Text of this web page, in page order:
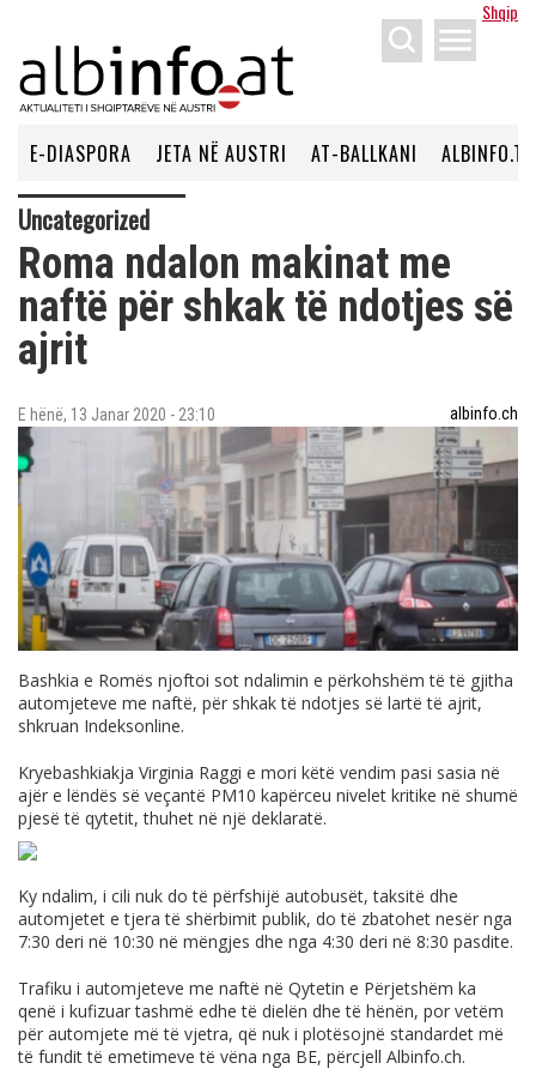
Shqip
menu
E-DIASPORA JETA NË AUSTRI AT-BALLKANI ALBINFO.TV
Uncategorized
Roma ndalon makinat me
naftë për shkak të ndotjes së
ajrit
E hënë, 13 Janar 2020 - 23:10 albinfo.ch
Bashkia e Romës njoftoi sot ndalimin e përkohshëm të të gjitha
automjeteve me naftë, për shkak të ndotjes së lartë të ajrit,
shkruan Indeksonline.
Kryebashkiakja Virginia Raggi e mori këtë vendim pasi sasia në
ajër e lëndës së veçantë PM10 kapërceu nivelet kritike në shumë
pjesë të qytetit, thuhet në një deklaratë.
Ky ndalim, i cili nuk do të përfshijë autobusët, taksitë dhe
automjetet e tjera të shërbimit publik, do të zbatohet nesër nga
7:30 deri në 10:30 në mëngjes dhe nga 4:30 deri në 8:30 pasdite.
Trafiku i automjeteve me naftë në Qytetin e Përjetshëm ka
qenë i kufizuar tashmë edhe të dielën dhe të hënën, por vetëm
për automjete më të vjetra, që nuk i plotësojnë standardet më
të fundit të emetimeve të vëna nga BE, përcjell Albinfo.ch.